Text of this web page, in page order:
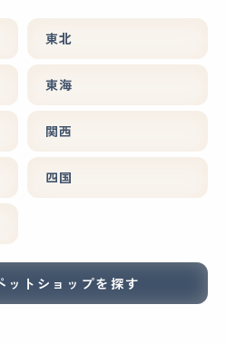
東北
東海
関西
四国
ットショップを探す